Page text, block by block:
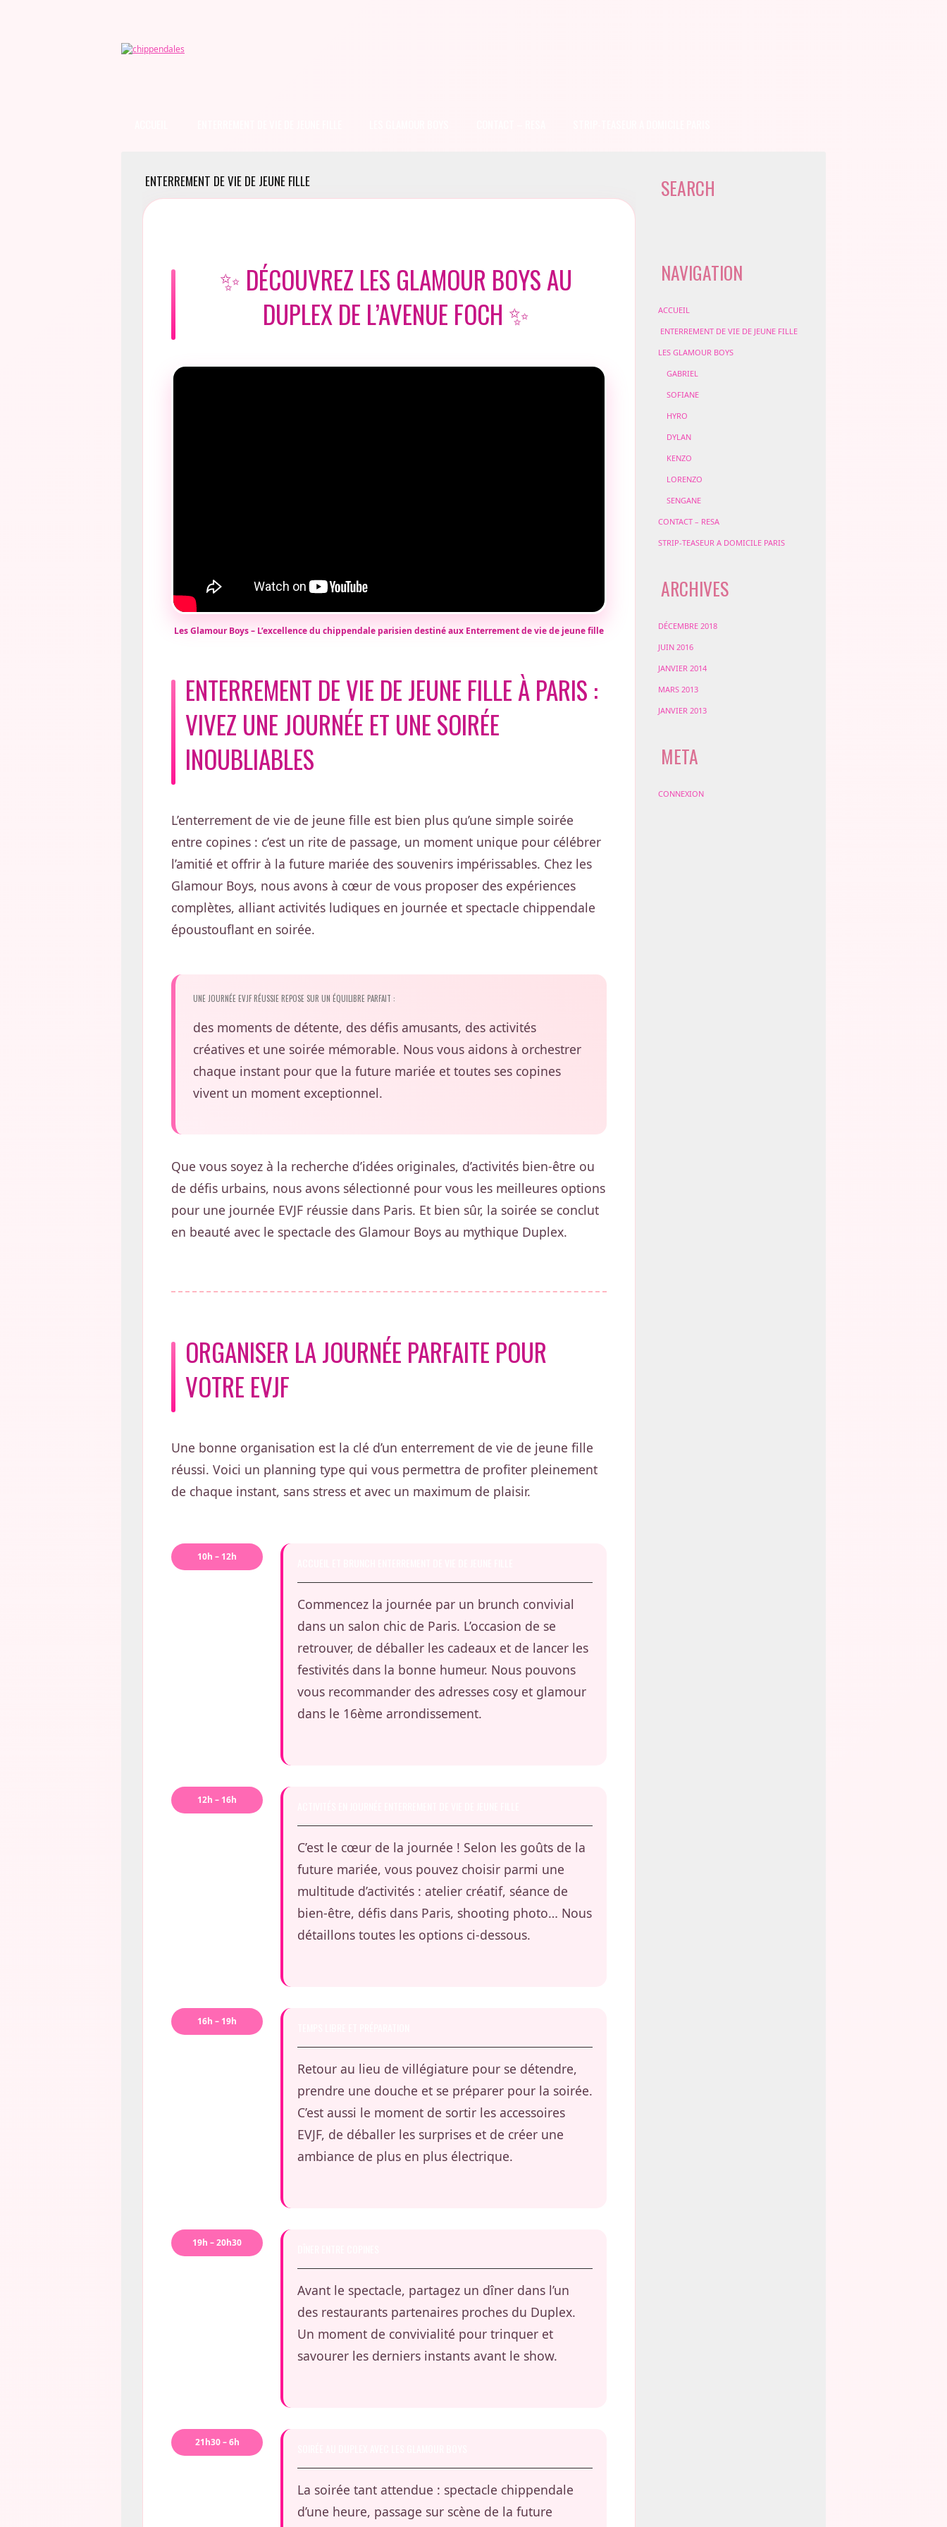
ENTERREMENT DE VIE DE JEUNE FILLE
✨ DÉCOUVREZ LES GLAMOUR BOYS AU
DUPLEX DE L’AVENUE FOCH ✨
Les Glamour Boys – L’excellence du chippendale parisien destiné aux Enterrement de vie de jeune fille
ENTERREMENT DE VIE DE JEUNE FILLE À PARIS :
VIVEZ UNE JOURNÉE ET UNE SOIRÉE
INOUBLIABLES
L’enterrement de vie de jeune fille est bien plus qu’une simple soirée
entre copines : c’est un rite de passage, un moment unique pour célébrer
l’amitié et offrir à la future mariée des souvenirs impérissables. Chez les
Glamour Boys, nous avons à cœur de vous proposer des expériences
complètes, alliant activités ludiques en journée et spectacle chippendale
époustouflant en soirée.
UNE JOURNÉE EVJF RÉUSSIE REPOSE SUR UN ÉQUILIBRE PARFAIT :
des moments de détente, des défis amusants, des activités
créatives et une soirée mémorable. Nous vous aidons à orchestrer
chaque instant pour que la future mariée et toutes ses copines
vivent un moment exceptionnel.
Que vous soyez à la recherche d’idées originales, d’activités bien-être ou
de défis urbains, nous avons sélectionné pour vous les meilleures options
pour une journée EVJF réussie dans Paris. Et bien sûr, la soirée se conclut
en beauté avec le spectacle des Glamour Boys au mythique Duplex.
ORGANISER LA JOURNÉE PARFAITE POUR
VOTRE EVJF
Une bonne organisation est la clé d’un enterrement de vie de jeune fille
réussi. Voici un planning type qui vous permettra de profiter pleinement
de chaque instant, sans stress et avec un maximum de plaisir.
10h – 12h
Commencez la journée par un brunch convivial
dans un salon chic de Paris. L’occasion de se
retrouver, de déballer les cadeaux et de lancer les
festivités dans la bonne humeur. Nous pouvons
vous recommander des adresses cosy et glamour
dans le 16ème arrondissement.
12h – 16h
C’est le cœur de la journée ! Selon les goûts de la
future mariée, vous pouvez choisir parmi une
multitude d’activités : atelier créatif, séance de
bien-être, défis dans Paris, shooting photo… Nous
détaillons toutes les options ci-dessous.
16h – 19h
Retour au lieu de villégiature pour se détendre,
prendre une douche et se préparer pour la soirée.
C’est aussi le moment de sortir les accessoires
EVJF, de déballer les surprises et de créer une
ambiance de plus en plus électrique.
19h – 20h30
Avant le spectacle, partagez un dîner dans l’un
des restaurants partenaires proches du Duplex.
Un moment de convivialité pour trinquer et
savourer les derniers instants avant le show.
21h30 – 6h
La soirée tant attendue : spectacle chippendale
d’une heure, passage sur scène de la future
SEARCH
NAVIGATION
ACCUEIL
ENTERREMENT DE VIE DE JEUNE FILLE
LES GLAMOUR BOYS
GABRIEL
SOFIANE
HYRO
DYLAN
KENZO
LORENZO
SENGANE
CONTACT – RESA
STRIP-TEASEUR A DOMICILE PARIS
ARCHIVES
DÉCEMBRE 2018
JUIN 2016
JANVIER 2014
MARS 2013
JANVIER 2013
META
CONNEXION